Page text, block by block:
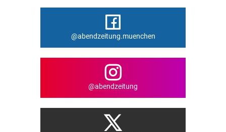
@abendzeitung.muenchen
@abendzeitung